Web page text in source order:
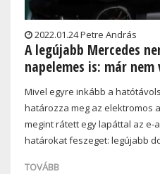
2022.01.24 Petre András
A legújabb Mercedes
napelemes is: már nem
Mivel egyre inkább a
határozza meg az elektromos
megint rátett egy lapáttal az e-
határokat feszeget: legújabb
TOVÁBB